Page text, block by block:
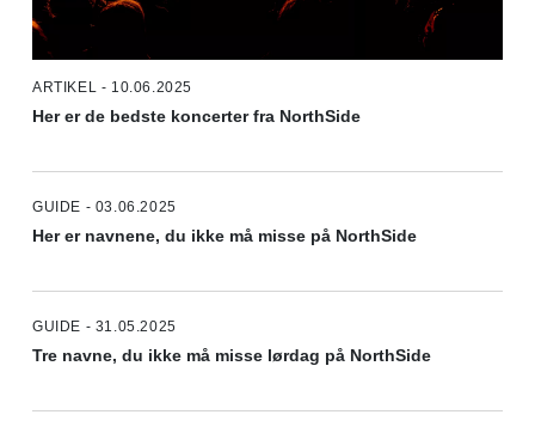
ARTIKEL - 10.06.2025
Her er de bedste koncerter fra NorthSide
GUIDE - 03.06.2025
Her er navnene, du ikke må misse på NorthSide
GUIDE - 31.05.2025
Tre navne, du ikke må misse lørdag på NorthSide